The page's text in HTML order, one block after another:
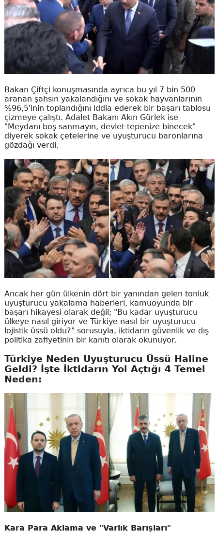
Bakan Çiftçi konuşmasında ayrıca bu yıl 7 bin 500
aranan şahsın yakalandığını ve sokak hayvanlarının
%96,5'inin toplandığını iddia ederek bir başarı tablosu
çizmeye çalıştı. Adalet Bakanı Akın Gürlek ise
"Meydanı boş sanmayın, devlet tepenize binecek"
diyerek sokak çetelerine ve uyuşturucu baronlarına
gözdağı verdi.
Ancak her gün ülkenin dört bir yanından gelen tonluk
uyuşturucu yakalama haberleri, kamuoyunda bir
başarı hikayesi olarak değil; "Bu kadar uyuşturucu
ülkeye nasıl giriyor ve Türkiye nasıl bir uyuşturucu
lojistik üssü oldu?" sorusuyla, iktidarın güvenlik ve dış
politika zafiyetinin bir kanıtı olarak okunuyor.
Türkiye Neden Uyuşturucu Üssü Haline
Geldi? İşte İktidarın Yol Açtığı 4 Temel
Neden:
Kara Para Aklama ve "Varlık Barışları"